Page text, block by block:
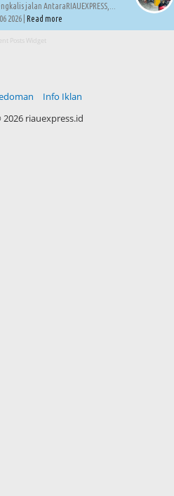
jalan AntaraRIAUEXPRESS,...
2026 | Read more
Posts Widget
Info Iklan
2026 riauexpress.id